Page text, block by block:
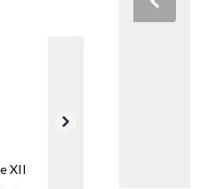
XII
Previous